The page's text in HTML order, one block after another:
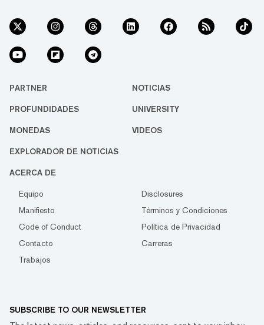
PARTNER NOTICIAS
PROFUNDIDADES UNIVERSITY
MONEDAS VIDEOS
EXPLORADOR DE NOTICIAS
ACERCA DE
Equipo
Disclosures
Manifiesto
Términos y Condiciones
Code of Conduct
Política de Privacidad
Contacto
Carreras
Trabajos
SUBSCRIBE TO OUR NEWSLETTER